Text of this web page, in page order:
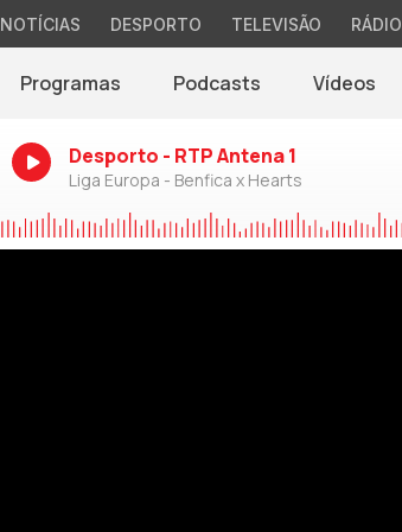
NOTÍCIAS DESPORTO TELEVISÃO RÁDIO
Programas Podcasts Vídeos
Desporto - RTP Antena 1
Liga Europa - Benfica x Hearts